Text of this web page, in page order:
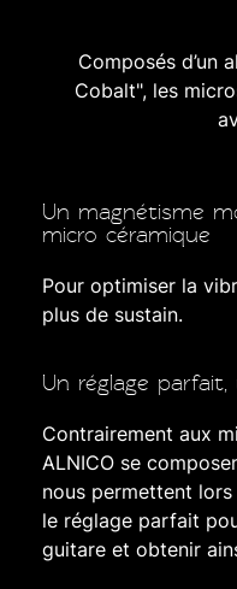
Composés d’un
Cobalt", les
Un magnétisme
micro céramique
Pour optimiser la
plus de sustain.
Un réglage
Contrairement aux
ALNICO se
nous permettent
le réglage parfait
guitare et obtenir